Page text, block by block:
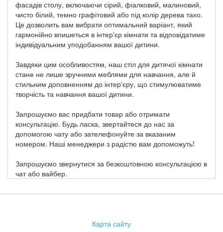
фасадів столу, включаючи сірий, фіалковий, малиновий,
чисто білий, темно графітовий або під колір дерева тахо.
Це дозволить вам вибрати оптимальний варіант, який
гармонійно впишеться в інтер'єр кімнати та відповідатиме
індивідуальним уподобанням вашої дитини.
Завдяки цим особливостям, наш стіл для дитячої кімнати
стане не лише зручними меблями для навчання, але й
стильним доповненням до інтер'єру, що стимулюватиме
творчість та навчання вашої дитини.
Запрошуємо вас придбати товар або отримати
консультацію. Будь ласка, звертайтеся до нас за
допомогою чату або зателефонуйте за вказаним
номером. Наші менеджери з радістю вам допоможуть!
Запрошуємо звернутися за безкоштовною консультацією в
чат або вайбер.
Карта сайту